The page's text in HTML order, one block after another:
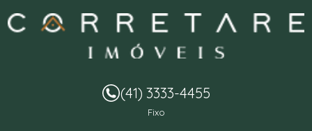
(41) 3333-4455
Fixo